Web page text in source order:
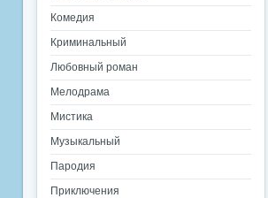
Комедия
Криминальный
Любовный роман
Мелодрама
Мистика
Музыкальный
Пародия
Приключения